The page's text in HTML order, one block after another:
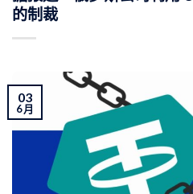
的制裁
03
6 月